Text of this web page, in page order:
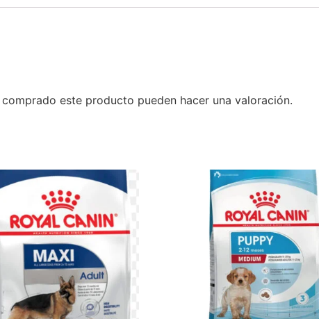
este producto pueden hacer una valoración.